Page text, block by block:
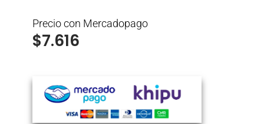
Precio con Mercadopago
$7.616